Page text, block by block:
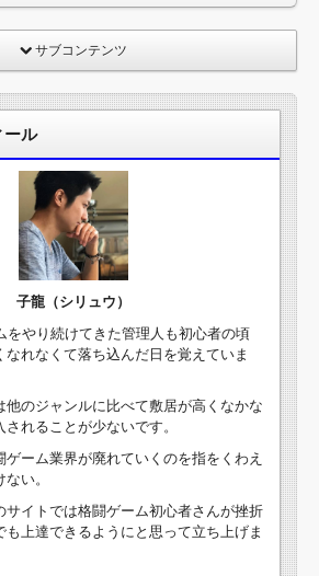
サブコンテンツ
ール
子龍（シリュウ）
をやり続けてきた管理人も初心者の頃
なれなくて落ち込んだ日を覚えていま
他のジャンルに比べて敷居が高くなかな
れることが少ないです。
ゲーム業界が廃れていくのを指をくわえ
い。
サイトでは格闘ゲーム初心者さんが挫折
も上達できるようにと思って立ち上げま